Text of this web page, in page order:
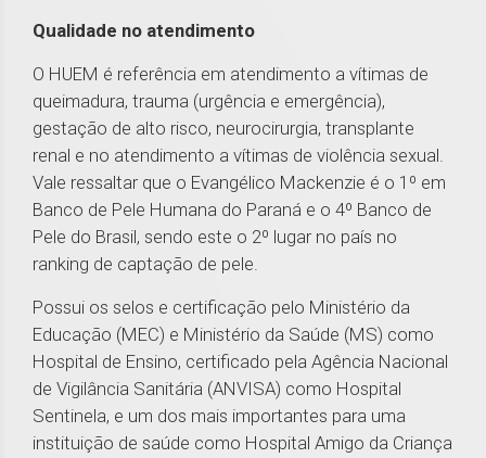
Qualidade no atendimento
O HUEM é referência em atendimento a vítimas de
queimadura, trauma (urgência e emergência),
gestação de alto risco, neurocirurgia, transplante
renal e no atendimento a vítimas de violência sexual.
Vale ressaltar que o Evangélico Mackenzie é o 1º em
Banco de Pele Humana do Paraná e o 4º Banco de
Pele do Brasil, sendo este o 2º lugar no país no
ranking de captação de pele.
Possui os selos e certificação pelo Ministério da
Educação (MEC) e Ministério da Saúde (MS) como
Hospital de Ensino, certificado pela Agência Nacional
de Vigilância Sanitária (ANVISA) como Hospital
Sentinela, e um dos mais importantes para uma
instituição de saúde como Hospital Amigo da Criança